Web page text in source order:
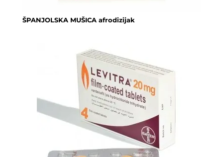
ŠPANJOLSKA MUŠICA afrodizijak